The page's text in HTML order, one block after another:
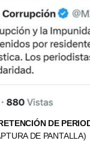
DE
DE PANTALLA)